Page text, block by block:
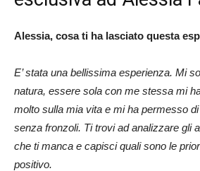
Alessia, cosa ti ha lasciato questa
E’ stata una bellissima esperienza. Mi
natura, essere sola con me stessa mi
molto sulla mia vita e mi ha permesso
senza fronzoli. Ti trovi ad analizzare gli
che ti manca e capisci quali sono le
positivo.